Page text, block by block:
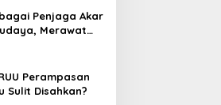
Penjaga Akar
Merawat
Perampasan
Sulit Disahkan?